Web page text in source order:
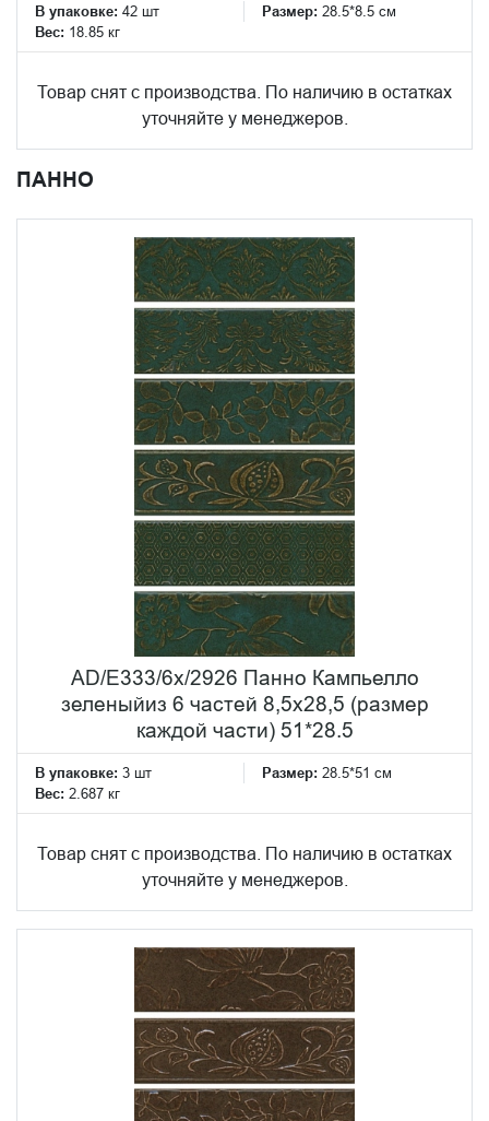
В упаковке: 42 шт Размер: 28.5*8.5 см
Вес: 18.85 кг
Товар снят с производства. По наличию в остатках
уточняйте у менеджеров.
ПАННО
AD/E333/6x/2926 Панно Кампьелло
зеленыйиз 6 частей 8,5х28,5 (размер
каждой части) 51*28.5
В упаковке: 3 шт Размер: 28.5*51 см
Вес: 2.687 кг
Товар снят с производства. По наличию в остатках
уточняйте у менеджеров.